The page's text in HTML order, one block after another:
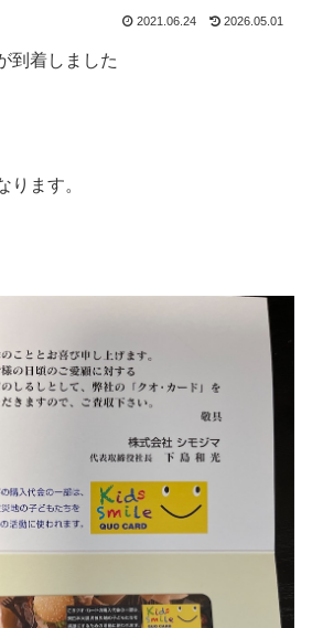
2021.06.24 2026.05.01
到着しました
ります。